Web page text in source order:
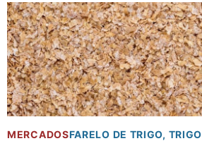
MERCADOSFARELO DE TRIGO, TRIGO